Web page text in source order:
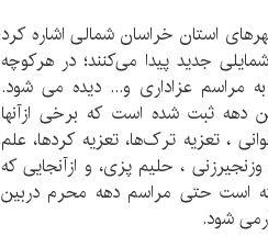
استان خراسان شمالی اشاره کرد
جدید پیدا می‌کنند؛ در هرکوچه
مراسم عزاداری و... دیده می شود.
این دهه ثبت شده است که برخی ازآنها
، تعزیه ترک‌ها، تعزیه کردها، علم
، حلیم پزی، و ازآنجایی که
است حتی مراسم دهه محرم دربین
شود.